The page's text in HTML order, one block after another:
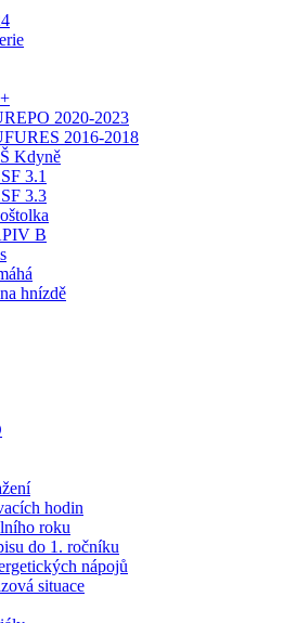
2020-2023
2016-2018
Kdyně
3.1
3.3
B
hnízdě
hodin
roku
do 1. ročníku
nápojů
situace